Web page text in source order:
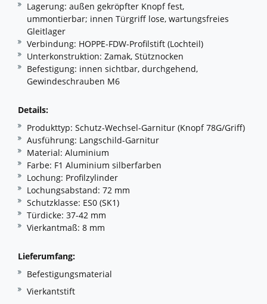
Lagerung: außen gekröpfter Knopf fest,
ummontierbar; innen Türgriff lose, wartungsfreies
Gleitlager
Verbindung: HOPPE-FDW-Profilstift (Lochteil)
Unterkonstruktion: Zamak, Stütznocken
Befestigung: innen sichtbar, durchgehend,
Gewindeschrauben M6
Details:
Produkttyp: Schutz-Wechsel-Garnitur (Knopf 78G/Griff)
Ausführung: Langschild-Garnitur
Material: Aluminium
Farbe: F1 Aluminium silberfarben
Lochung: Profilzylinder
Lochungsabstand: 72 mm
Schutzklasse: ES0 (SK1)
Türdicke: 37-42 mm
Vierkantmaß: 8 mm
Lieferumfang:
Befestigungsmaterial
Vierkantstift